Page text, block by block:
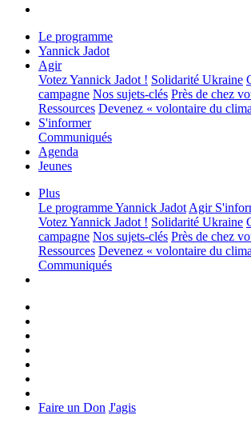
Le programme
Yannick Jadot
Agir
Votez Yannick Jadot ! Solidarité Ukraine
campagne Nos sujets-clés Près de chez
Ressources Devenez « volontaire du
S'informer
Communiqués
Agenda
Jeunes
Plus
Le programmeYannick Jadot Agir
Votez Yannick Jadot ! Solidarité Ukraine
campagne Nos sujets-clés Près de chez
Ressources Devenez « volontaire du
Communiqués
Faire un Don J'agis